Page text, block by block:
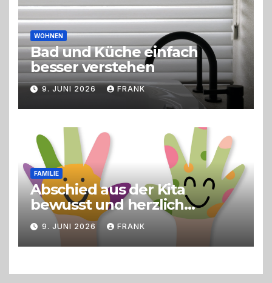
WOHNEN
Bad und Küche einfach
besser verstehen
9. JUNI 2026 FRANK
FAMILIE
Abschied aus der Kita
bewusst und herzlich
gestalten
9. JUNI 2026 FRANK